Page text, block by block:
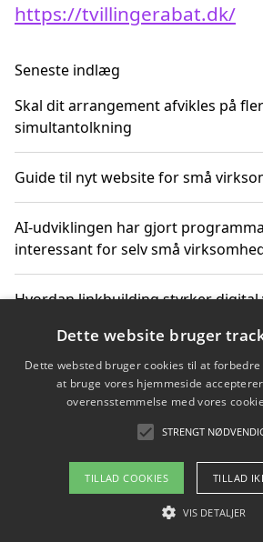
https://tvillingerabat.dk/
Seneste indlæg
Skal dit arrangement afvikles på
simultantolkning
Guide til nyt website for små
AI-udviklingen har gjort
interessant for selv små
Hvordan linkbuilding styrker
Sådan har udviklingen inden for
ændret sig
Copyright 2026 -
Om / kontakt
Dette website bruger
Dette websted bruger cookies til at
at bruge vores hjemmeside
overensstemmelse med vores
STRENGT
TILLAD COOKIES TILLAD
VIS DETALJER